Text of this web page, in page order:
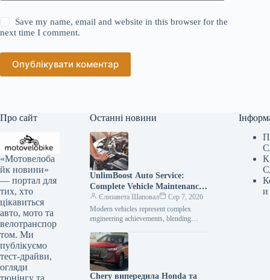
Save my name, email and website in this browser for the
next time I comment.
Опублікувати коментар
Про сайт
«Мотовелоба
йк новини»
— портал для
тих, хто
цікавиться
авто, мото та
велотранспор
том. Ми
публікуємо
тест-драйви,
огляди
тюнінгу та
Останні новини
UnlimBoost Auto Service:
Complete Vehicle Maintenance
& ECU Tuning
Єлизавета Шаповал
Сер 7, 2026
Modern vehicles represent complex
engineering achievements, blending
with intricate electronic management
systems. When searching for specialized
car…
Chery випередила Honda та
и